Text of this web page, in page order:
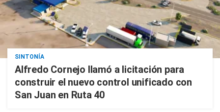
SINTONÍA
Alfredo Cornejo llamó a licitación para
construir el nuevo control unificado con
San Juan en Ruta 40